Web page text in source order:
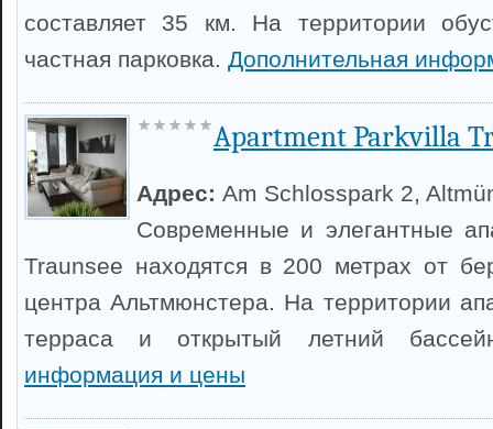
составляет 35 км. На территории
частная парковка. Дополнительная
Apartment Parkvilla
Адрес: Am Schlosspark 2,
Современные и элегантные
Traunsee находятся в 200 метрах от
центра Альтмюнстера. На территории
терраса и открытый летний
информация и цены